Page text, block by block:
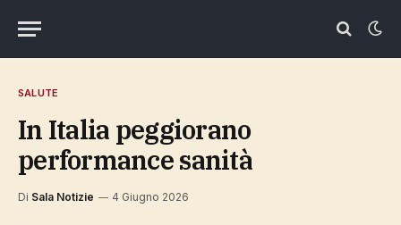
SALUTE
in Italia peggiorano
performance sanità
Di Sala Notizie 4 Giugno 2026